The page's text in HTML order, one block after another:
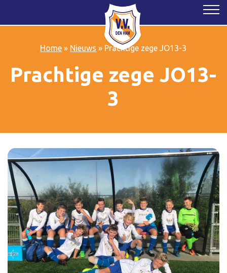
Home » Nieuws » Prachtige zege JO13-3
Prachtige zege JO13-
3